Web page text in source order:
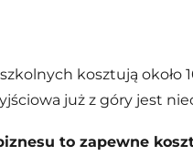
kosztują około
już z góry jest
to zapewne